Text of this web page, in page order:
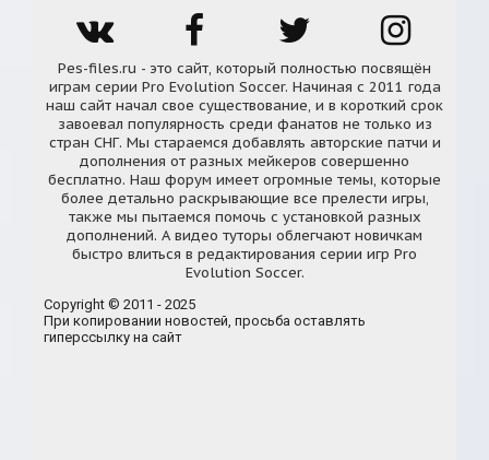
Pes-files.ru - это сайт, который полностью посвящён
играм серии Pro Evolution Soccer. Начиная с 2011 года
наш сайт начал свое существование, и в короткий срок
завоевал популярность среди фанатов не только из
стран СНГ. Мы стараемся добавлять авторские патчи и
дополнения от разных мейкеров совершенно
бесплатно. Наш форум имеет огромные темы, которые
более детально раскрывающие все прелести игры,
также мы пытаемся помочь с установкой разных
дополнений. А видео туторы облегчают новичкам
быстро влиться в редактирования серии игр Pro
Evolution Soccer.
Copyright © 2011 - 2025
При копировании новостей, просьба оставлять
гиперссылку на сайт